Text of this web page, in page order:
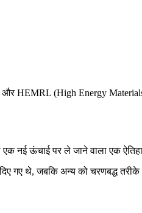
HEMRL (High Energy Materials
एक नई ऊंचाई पर ले जाने वाला एक
थे, जबकि अन्य को चरणबद्ध तरीके